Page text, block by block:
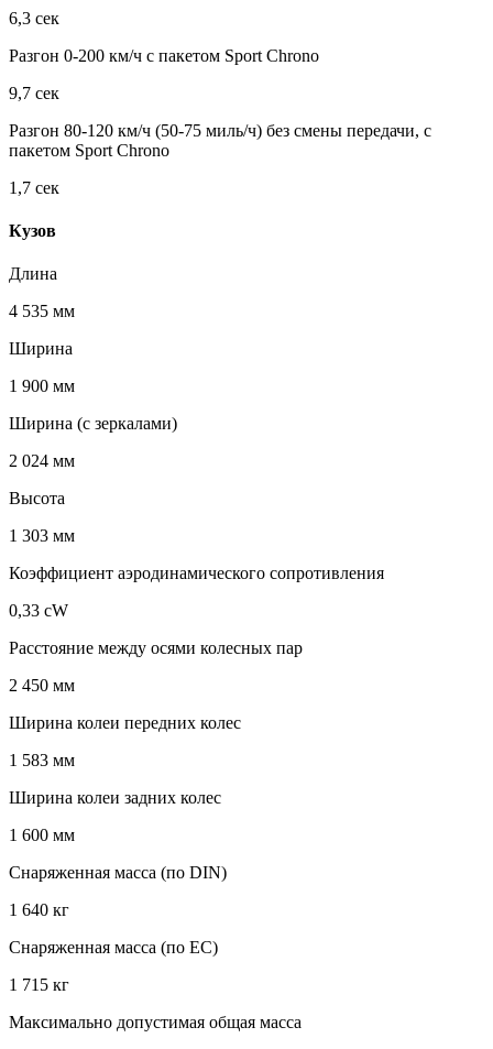
6,3 сек
Разгон 0-200 км/ч с пакетом Sport Chrono
9,7 сек
Разгон 80-120 км/ч (50-75 миль/ч) без смены передачи, с
пакетом Sport Chrono
1,7 сек
Кузов
Длина
4 535 мм
Ширина
1 900 мм
Ширина (с зеркалами)
2 024 мм
Высота
1 303 мм
Коэффициент аэродинамического сопротивления
0,33 cW
Расстояние между осями колесных пар
2 450 мм
Ширина колеи передних колес
1 583 мм
Ширина колеи задних колес
1 600 мм
Снаряженная масса (по DIN)
1 640 кг
Снаряженная масса (по EC)
1 715 кг
Максимально допустимая общая масса